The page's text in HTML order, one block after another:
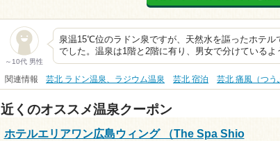
～10代 男性
泉温15℃位のラドン泉ですが、天然水を謳ったホテル
でした。温泉は1階と2階に有り、男女で分けている
関連情報 芸北 ラドン温泉、ラジウム温泉 芸北 宿泊 芸北 痛風（つう
近くのオススメ温泉クーポン
ホテルエリアワン広島ウィング （The Spa Shio